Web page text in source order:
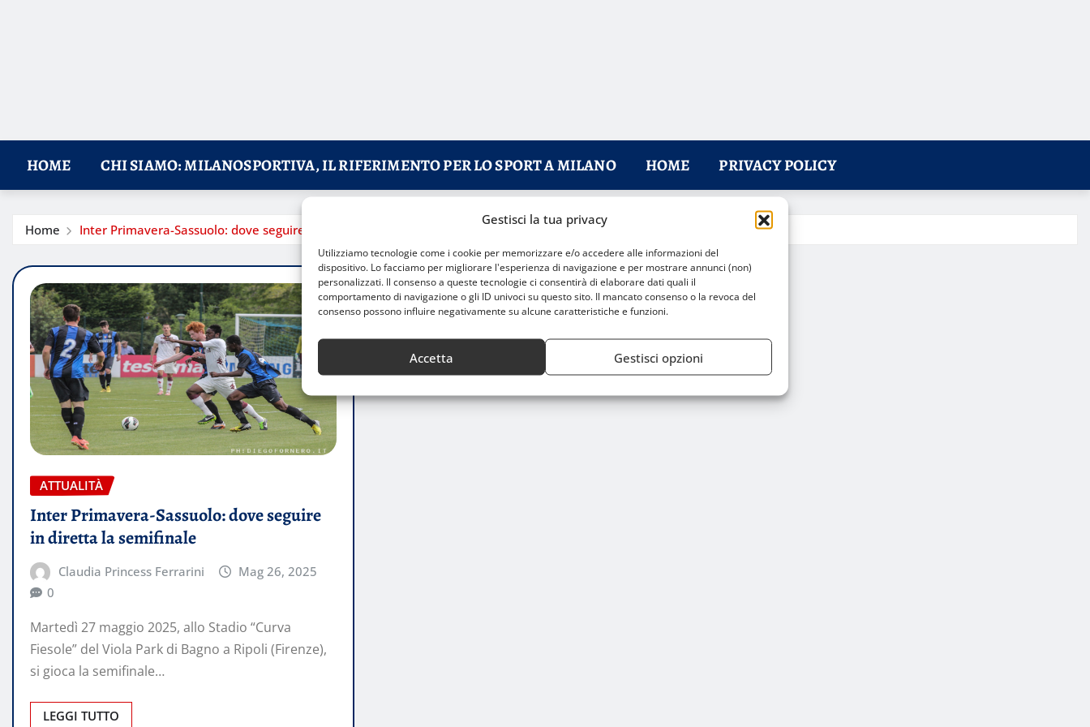
Gestisci la tua privacy
Utilizziamo tecnologie come i cookie per memorizzare e/o accedere alle informazioni del
dispositivo. Lo facciamo per migliorare l'esperienza di navigazione e per mostrare annunci (non)
personalizzati. Il consenso a queste tecnologie ci consentirà di elaborare dati quali il
comportamento di navigazione o gli ID univoci su questo sito. Il mancato consenso o la revoca del
consenso possono influire negativamente su alcune caratteristiche e funzioni.
Accetta Gestisci opzioni
HOME CHI SIAMO: MILANOSPORTIVA, IL RIFERIMENTO PER LO SPORT A MILANO HOME PRIVACY POLICY
Home Inter Primavera-Sassuolo: dove seguire in diretta la semifinale
ATTUALITÀ
Inter Primavera-Sassuolo: dove seguire
in diretta la semifinale
Claudia Princess Ferrarini
Mag 26, 2025
0
Martedì 27 maggio 2025, allo Stadio “Curva
Fiesole” del Viola Park di Bagno a Ripoli (Firenze),
si gioca la semifinale…
LEGGI TUTTO